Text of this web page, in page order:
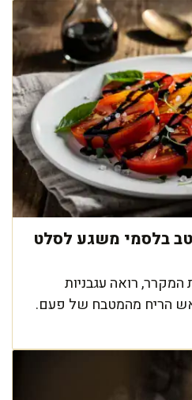
בלסמי משגע לסלט
רואה עגבניות
הריח מהמטבח של פעם.